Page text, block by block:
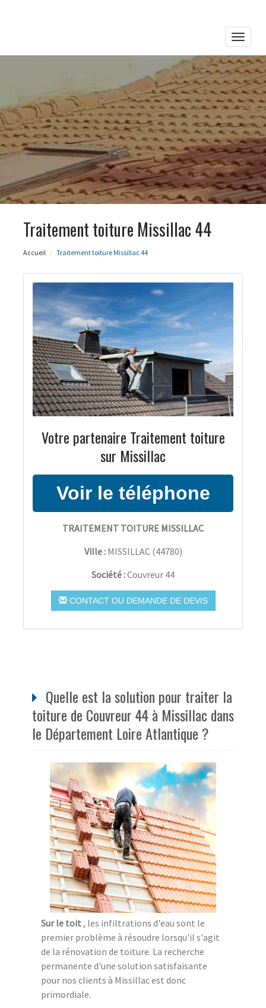
Toggle
Traitement toiture Missillac 44
Accueil Traitement toiture Missillac 44
Votre partenaire Traitement toiture
sur Missillac
TRAITEMENT TOITURE MISSILLAC
Ville : MISSILLAC(44780)
Société :Couvreur 44
CONTACT OU DEMANDE DE DEVIS
Quelle est la solution pour traiter la
toiture de Couvreur 44 à Missillac dans
le Département Loire Atlantique ?
Sur le toit, les infiltrations d'eau sont le
premier problème à résoudre lorsqu'il s'agit
de la rénovation de toiture. La recherche
permanente d'une solution satisfaisante
pour nos clients à Missillac est donc
primordiale.